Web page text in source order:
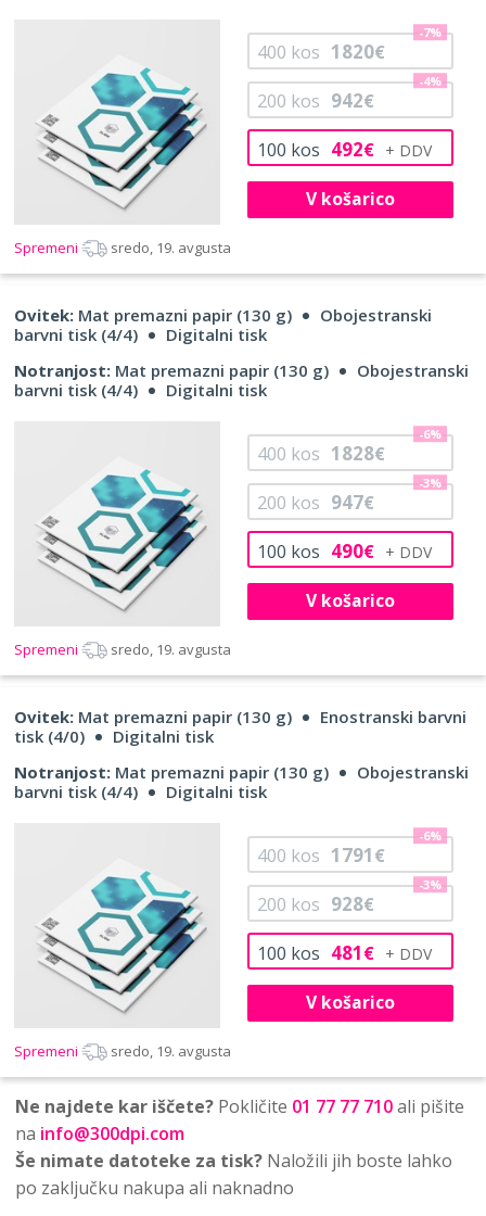
100 kos 492€
200 kos 942€
-4%
400 kos 1820€
-7%
V košarico
Spremeni sredo, 19. avgusta
Ovitek: Mat premazni papir (130 g)
Obojestranski
barvni tisk (4/4)
Digitalni tisk
Notranjost: Mat premazni papir (130 g)
Obojestranski
barvni tisk (4/4)
Digitalni tisk
100 kos 490€
200 kos 947€
-3%
400 kos 1828€
-6%
V košarico
Spremeni sredo, 19. avgusta
Ovitek: Mat premazni papir (130 g)
Enostranski barvni
tisk (4/0)
Digitalni tisk
Notranjost: Mat premazni papir (130 g)
Obojestranski
barvni tisk (4/4)
Digitalni tisk
100 kos 481€
200 kos 928€
-3%
400 kos 1791€
-6%
V košarico
Spremeni sredo, 19. avgusta
Ne najdete kar iščete? Pokličite 01 77 77 710ali pišite
na info@300dpi.com
Še nimate datoteke za tisk? Naložili jih boste lahko
po zaključku nakupa ali naknadno